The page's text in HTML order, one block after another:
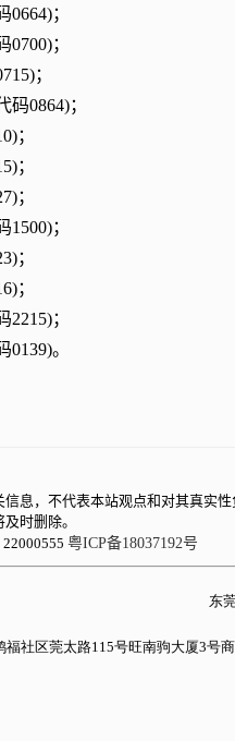
；
；
；
0864)；
；
；
；
；
；
；
；
。
息，不代表本站观点和对其真实
时删除。
粤ICP备18037192号